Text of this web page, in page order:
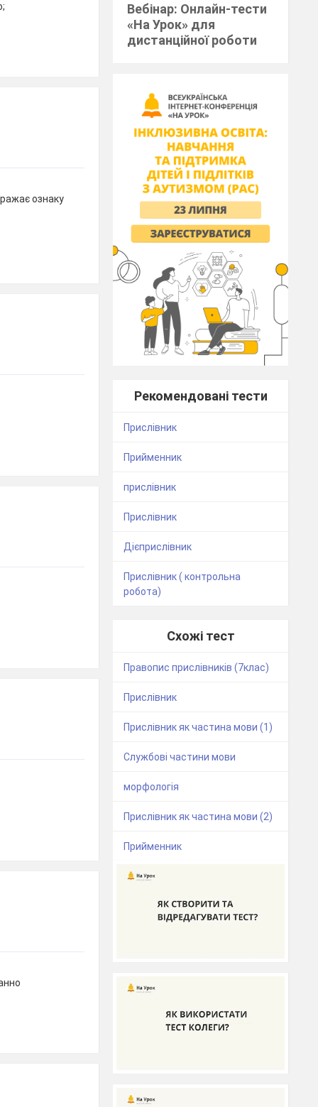
ознаку
Вебінар: Онлайн-тести
«На Урок» для
дистанційної роботи
Рекомендовані тести
Прислівник
Прийменник
прислівник
Прислівник
Дієприслівник
Прислівник ( контрольна
робота)
Схожі тест
Правопис прислівників (7клас)
Прислівник
Прислівник як частина мови (1)
Службові частини мови
морфологія
Прислівник як частина мови (2)
Прийменник